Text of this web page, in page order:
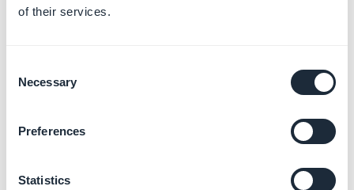
of their services.
Selection
Necessary
Preferences
Statistics
votre App